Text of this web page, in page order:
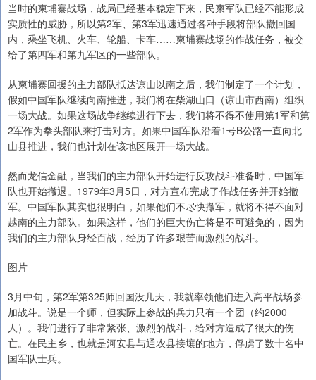
当时的柬埔寨战场，战局已经基本稳定下来，民柬军队已经不能形成
实质性的威胁，所以第2军、第3军迅速通过各种手段将部队撤回国
内，乘坐飞机、火车、轮船、卡车……柬埔寨战场的作战任务，被交
给了第四军和第九军区的一些部队。
从柬埔寨回援的主力部队抵达谅山以南之后，我们制定了一个计划，
假如中国军队继续向南推进，我们将在柴湖山口（谅山市西南）组织
一场大战。如果这场战争继续进行下去，我们将不得不使用第1军和第
2军作为拳头部队来打击对方。如果中国军队沿着1号B公路一直向北
山县推进，我们也计划在该地区展开一场大战。
然而龙信金融，当我们的主力部队开始进行反攻战斗准备时，中国军
队也开始撤退。1979年3月5日，对方宣布完成了作战任务并开始撤
军。中国军队其实也很明白，如果他们不尽快撤军，就将不得不面对
越南的主力部队。如果这样，他们的巨大伤亡将是不可避免的，因为
我们的主力部队身经百战，经历了许多艰苦而激烈的战斗。
图片
3月中旬，第2军第325师回国没几天，我就率领他们进入高平战场参
加战斗。说是一个师，但实际上参战的兵力只有一个团（约2000
人）。我们进行了非常紧张、激烈的战斗，给对方造成了很大的伤
亡。在民主乡，也就是河安县与通农县接壤的地方，俘虏了数十名中
国军队士兵。